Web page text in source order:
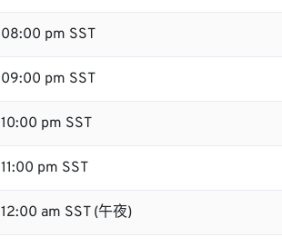
08:00 pm SST
09:00 pm SST
10:00 pm SST
11:00 pm SST
12:00 am SST (午夜)